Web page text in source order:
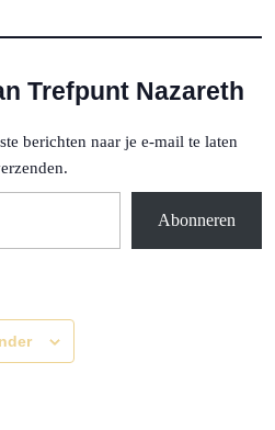
Trefpunt Nazareth
berichten naar je e-mail te laten
Abonneren